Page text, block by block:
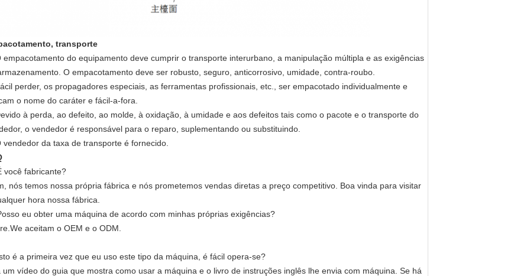
transporte
empacotamento do equipamento deve cumprir o transporte interurbano, a manipulação múltipla e as exigências
O empacotamento deve ser robusto, seguro, anticorrosivo, umidade, contra-roubo.
perder, os propagadores especiais, as ferramentas profissionais, etc., ser empacotado individualmente e
o nome do caráter e fácil-a-fora.
à perda, ao defeito, ao molde, à oxidação, à umidade e aos defeitos tais como o pacote e o transporte do
o vendedor é responsável para o reparo, suplementando ou substituindo.
vendedor da taxa de transporte é fornecido.
você fabricante?
nós temos nossa própria fábrica e nós prometemos vendas diretas a preço competitivo. Boa vinda para visitar
hora nossa fábrica.
eu obter uma máquina de acordo com minhas próprias exigências?
aceitam o OEM e o ODM.
é a primeira vez que eu uso este tipo da máquina, é fácil opera-se?
um vídeo do guia que mostra como usar a máquina e o livro de instruções inglês lhe envia com máquina. Se há